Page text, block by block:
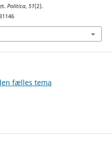
Politica, 51(2).
fælles tema